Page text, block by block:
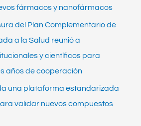
fármacos y nanofármacos
del Plan Complementario de
a la Salud reunió a
y científicos para
años de cooperación
una plataforma estandarizada
validar nuevos compuestos